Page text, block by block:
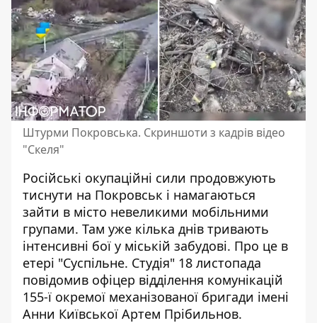
Штурми Покровська. Скриншоти з кадрів відео
"Скеля"
Російські окупаційні сили продовжують
тиснути на Покровськ і намагаються
зайти в місто невеликими мобільними
групами. Там уже кілька днів тривають
інтенсивні бої у міській забудові. Про це в
етері "Суспільне. Студія" 18 листопада
повідомив офіцер відділення комунікацій
155-ї окремої механізованої бригади імені
Анни Київської Артем Прібильнов.